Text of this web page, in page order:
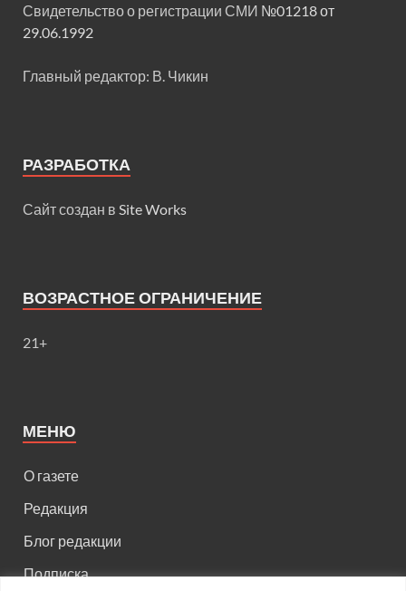
Свидетельство о регистрации СМИ №01218 от
29.06.1992
Главный редактор: В. Чикин
РАЗРАБОТКА
Сайт создан в Site Works
ВОЗРАСТНОЕ ОГРАНИЧЕНИЕ
21+
МЕНЮ
О газете
Редакция
Блог редакции
Подписка